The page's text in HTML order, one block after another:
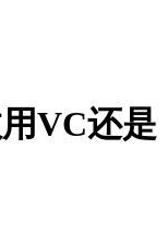
VC还是